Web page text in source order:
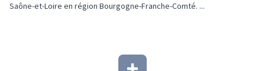
Saône-et-Loire en région Bourgogne-Franche-Comté. ...